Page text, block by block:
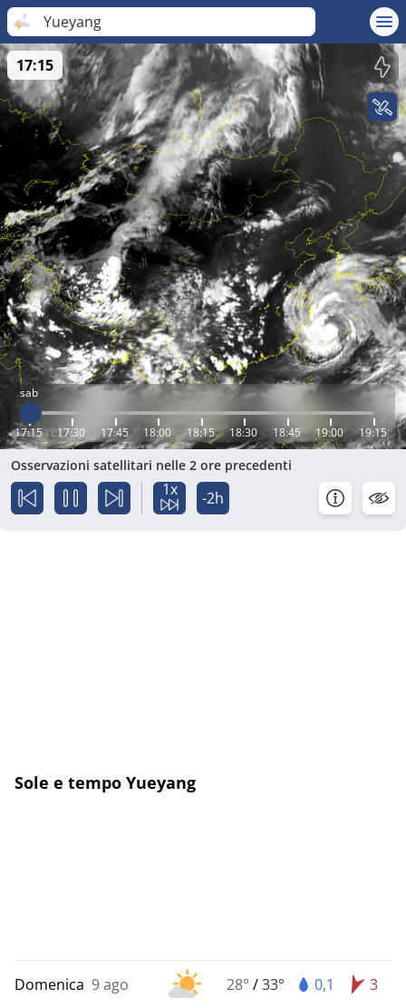
Yueyang
sab
17:15 17:30 17:45 18:00 18:15 18:30 18:45 19:00 19:15
17:15
Osservazioni satellitari nelle 2 ore precedenti
1x -2h
Sole e tempo Yueyang
Domenica 9 ago 28° /33° 0,1 3